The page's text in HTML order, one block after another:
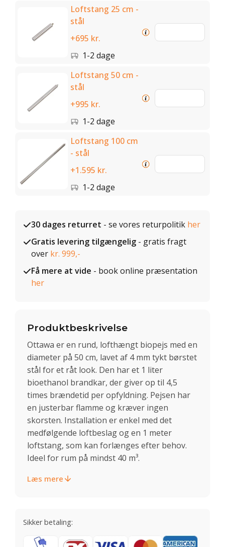
Loftstang 25 cm -
stål
+695 kr.
1-2 dage
Loftstang 50 cm -
stål
+995 kr.
1-2 dage
Loftstang 100 cm
- stål
+1.595 kr.
1-2 dage
30 dages returret - se vores returpolitik her
Gratis levering tilgængelig - gratis fragt
over kr. 999,-
Få mere at vide - book online præsentation
her
Produktbeskrivelse
Ottawa er en rund, lofthængt biopejs med en
diameter på 50 cm, lavet af 4 mm tykt børstet
stål for et råt look. Den har et 1 liter
bioethanol brandkar, der giver op til 4,5
times brændetid per opfyldning. Pejsen har
en justerbar flamme og kræver ingen
skorsten. Installation er enkel med det
medfølgende loftbeslag og en 1 meter
loftstang, som kan forlænges efter behov.
Ideel for rum på mindst 40 m³.
Læs mere
Sikker betaling: